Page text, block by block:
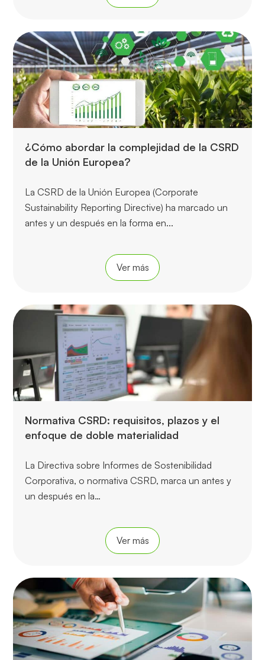
¿Cómo abordar la complejidad de la CSRD
de la Unión Europea?
La CSRD de la Unión Europea (Corporate
Sustainability Reporting Directive) ha marcado un
antes y un después en la forma en...
Ver más
Normativa CSRD: requisitos, plazos y el
enfoque de doble materialidad
La Directiva sobre Informes de Sostenibilidad
Corporativa, o normativa CSRD, marca un antes y
un después en la…
Ver más